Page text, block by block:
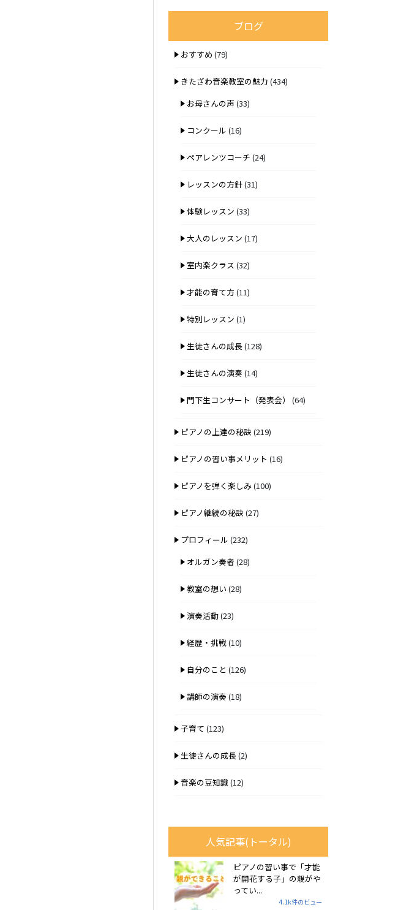
ブログ
おすすめ (79)
きたざわ音楽教室の魅力 (434)
お母さんの声 (33)
コンクール (16)
ペアレンツコーチ (24)
レッスンの方針(31)
体験レッスン (33)
大人のレッスン (17)
室内楽クラス (32)
才能の育て方 (11)
特別レッスン (1)
生徒さんの成長(128)
生徒さんの演奏(14)
門下生コンサート（発表会） (64)
ピアノの上達の秘訣 (219)
ピアノの習い事メリット (16)
ピアノを弾く楽しみ(100)
ピアノ継続の秘訣 (27)
プロフィール (232)
オルガン奏者 (28)
教室の想い (28)
演奏活動(23)
経歴・挑戦(10)
自分のこと (126)
講師の演奏(18)
子育て (123)
生徒さんの成長(2)
音楽の豆知識(12)
人気記事(トータル)
ピアノの習い事で「才能
が開花する子」の親がや
ってい...
4.1k件のビュー